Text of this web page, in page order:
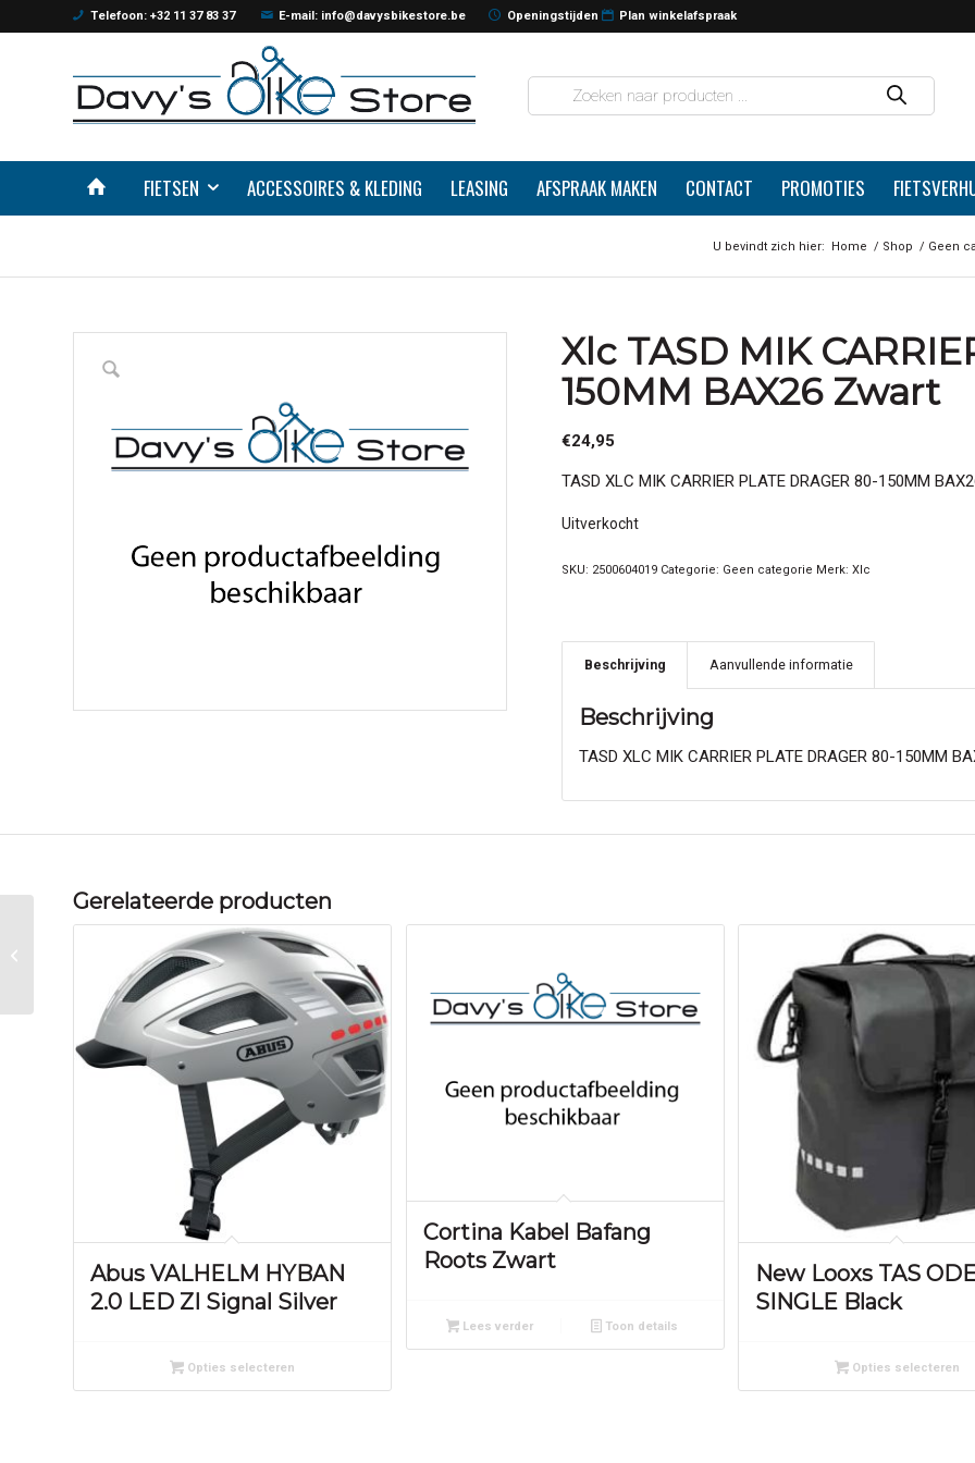
Telefoon: +32 11 37 83 37 E-mail: info@davysbikestore.be Openingstijden Plan winkelafspraak
FIETSEN ACCESSOIRES & KLEDING LEASING AFSPRAAK MAKEN CONTACT PROMOTIES
U bevindt zich hier: Home / Shop / Geen
Xlc TASD MIK
150MM BAX26 Zwart
€24,95
TASD XLC MIK CARRIER PLATE DRAGER 80-150MM
Uitverkocht
SKU: 2500604019 Categorie: Geen categorie Merk:Xlc
Beschrijving Aanvullende informatie
Beschrijving
TASD XLC MIK CARRIER PLATE DRAGER 80-150MM
Gerelateerde producten
Abus VALHELM HYBAN
2.0 LED ZI Signal Silver
Opties selecteren
Cortina Kabel Bafang
Roots Zwart
Lees verder Toon details
New Looxs TAS
SINGLE Black
Opties selecteren
Xlc TASD RACKTIME ADAPTERPLAAT
ZW BAX23 Zwart